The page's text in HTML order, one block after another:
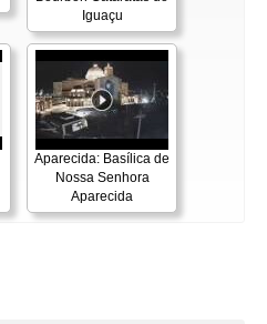
Iguaçu
Aparecida: Basílica de
Nossa Senhora
Aparecida